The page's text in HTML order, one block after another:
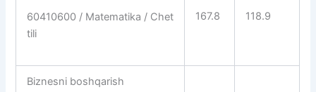
60410600 / Matematika / Chet
tili
167.8 118.9
Biznesni boshqarish